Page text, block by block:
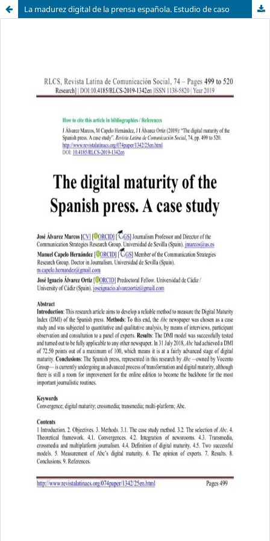
La madurez digital de la prensa española. Estudio de caso